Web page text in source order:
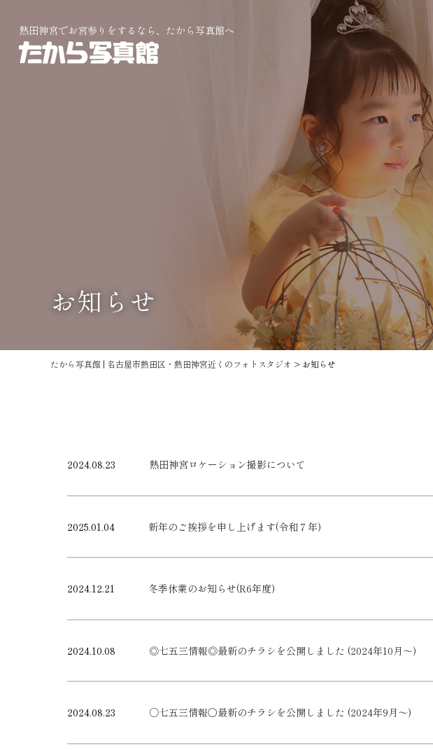
熱田神宮でお宮参りをするなら、たから写真館へ
お知らせ
たから写真館 | 名古屋市熱田区・熱田神宮近くのフォトスタジオ > お知らせ
2024.08.23 熱田神宮ロケーション撮影について
2025.01.04 新年のご挨拶を申し上げます(令和７年)
2024.12.21 冬季休業のお知らせ(R6年度)
2024.10.08 ◎七五三情報◎最新のチラシを公開しました (2024年10月～)
2024.08.23 ○七五三情報〇最新のチラシを公開しました (2024年9月～)